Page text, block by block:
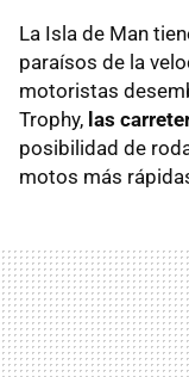
La Isla de Man
paraísos de la
motoristas
Trophy, las
posibilidad de
motos más